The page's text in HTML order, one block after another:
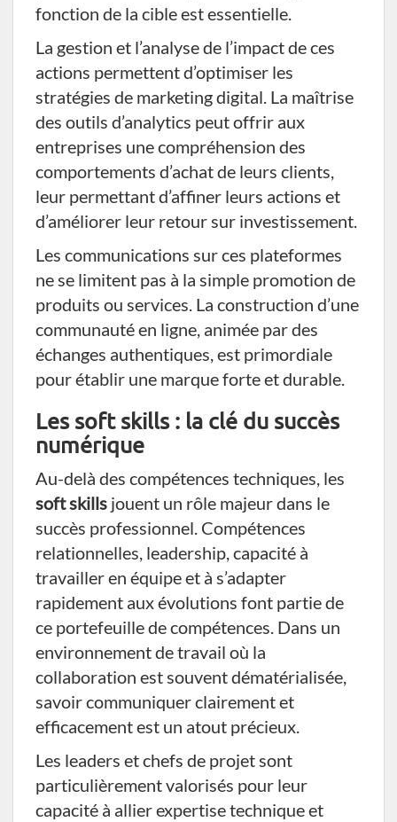
fonction de la cible est essentielle.
La gestion et l’analyse de l’impact de ces
actions permettent d’optimiser les
stratégies de marketing digital. La maîtrise
des outils d’analytics peut offrir aux
entreprises une compréhension des
comportements d’achat de leurs clients,
leur permettant d’affiner leurs actions et
d’améliorer leur retour sur investissement.
Les communications sur ces plateformes
ne se limitent pas à la simple promotion de
produits ou services. La construction d’une
communauté en ligne, animée par des
échanges authentiques, est primordiale
pour établir une marque forte et durable.
Les soft skills : la clé du succès
numérique
Au-delà des compétences techniques, les
soft skills jouent un rôle majeur dans le
succès professionnel. Compétences
relationnelles, leadership, capacité à
travailler en équipe et à s’adapter
rapidement aux évolutions font partie de
ce portefeuille de compétences. Dans un
environnement de travail où la
collaboration est souvent dématérialisée,
savoir communiquer clairement et
efficacement est un atout précieux.
Les leaders et chefs de projet sont
particulièrement valorisés pour leur
capacité à allier expertise technique et